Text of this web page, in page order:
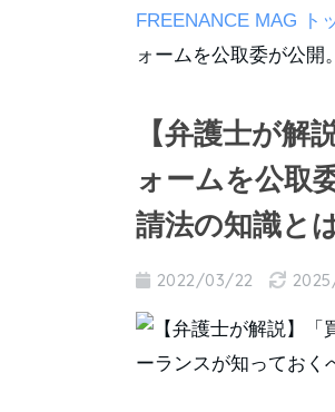
FREENANCE MAG ト
ォームを公取委が公開
【弁護士が解
ォームを公取
請法の知識と
2022/03/22